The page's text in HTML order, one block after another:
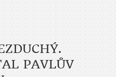
PAVLŮV